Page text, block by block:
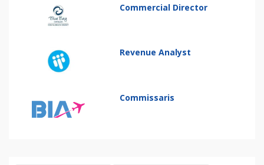
Commercial Director
Revenue Analyst
Commissaris